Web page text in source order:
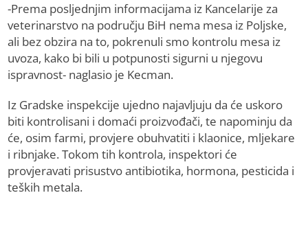
-Prema posljednjim informacijama iz Kancelarije za
veterinarstvo na području BiH nema mesa iz Poljske,
ali bez obzira na to, pokrenuli smo kontrolu mesa iz
uvoza, kako bi bili u potpunosti sigurni u njegovu
ispravnost- naglasio je Kecman.
Iz Gradske inspekcije ujedno najavljuju da će uskoro
biti kontrolisani i domaći proizvođači, te napominju da
će, osim farmi, provjere obuhvatiti i klaonice, mljekare
i ribnjake. Tokom tih kontrola, inspektori će
provjeravati prisustvo antibiotika, hormona, pesticida i
teških metala.